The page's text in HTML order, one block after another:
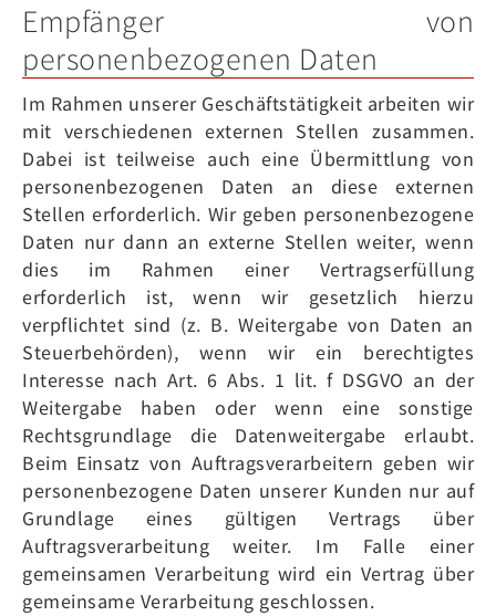
Empfänger von
personenbezogenen Daten
Im Rahmen unserer Geschäftstätigkeit arbeiten wir
mit verschiedenen externen Stellen zusammen.
Dabei ist teilweise auch eine Übermittlung von
personenbezogenen Daten an diese externen
Stellen erforderlich. Wir geben personenbezogene
Daten nur dann an externe Stellen weiter, wenn
dies im Rahmen einer Vertragserfüllung
erforderlich ist, wenn wir gesetzlich hierzu
verpflichtet sind (z. B. Weitergabe von Daten an
Steuerbehörden), wenn wir ein berechtigtes
Interesse nach Art. 6 Abs. 1 lit. f DSGVO an der
Weitergabe haben oder wenn eine sonstige
Rechtsgrundlage die Datenweitergabe erlaubt.
Beim Einsatz von Auftragsverarbeitern geben wir
personenbezogene Daten unserer Kunden nur auf
Grundlage eines gültigen Vertrags über
Auftragsverarbeitung weiter. Im Falle einer
gemeinsamen Verarbeitung wird ein Vertrag über
gemeinsame Verarbeitung geschlossen.